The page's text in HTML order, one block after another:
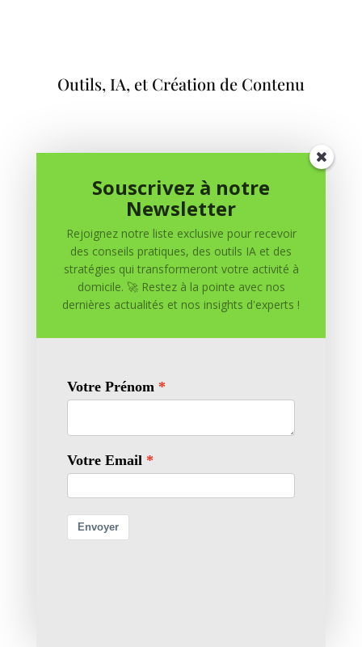
Outils, IA, et Création de Contenu
Outils et Ressources
Création de Contenu
Souscrivez à notre
Newsletter
Rejoignez notre liste exclusive pour recevoir
des conseils pratiques, des outils IA et des
stratégies qui transformeront votre activité à
domicile. 🚀 Restez à la pointe avec nos
dernières actualités et nos insights d'experts !